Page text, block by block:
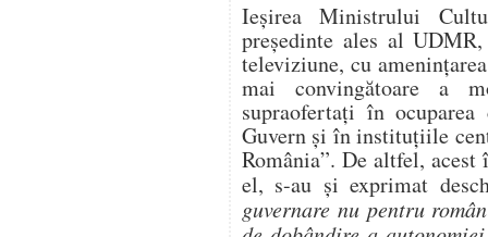
Ieşirea Ministrului
preşedinte ales al
televiziune, cu
mai convingătoare a
supraofertaţi în
Guvern şi în instituţiile
România”. De altfel,
el, s-au şi exprimat
guvernare nu pentru